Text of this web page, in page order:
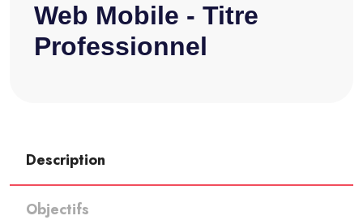
Web Mobile - Titre
Professionnel
Description
Objectifs